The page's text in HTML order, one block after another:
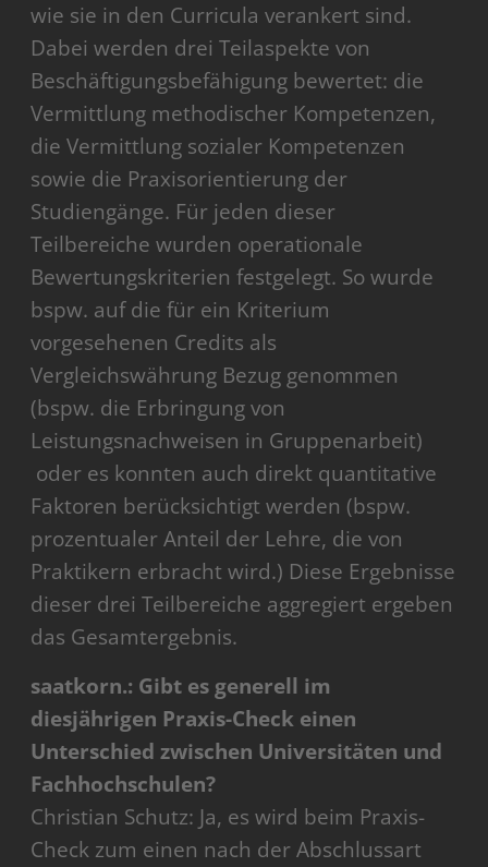
wie sie in den Curricula verankert sind.
Dabei werden drei Teilaspekte von
Beschäftigungsbefähigung bewertet: die
Vermittlung methodischer Kompetenzen,
die Vermittlung sozialer Kompetenzen
sowie die Praxisorientierung der
Studiengänge. Für jeden dieser
Teilbereiche wurden operationale
Bewertungskriterien festgelegt. So wurde
bspw. auf die für ein Kriterium
vorgesehenen Credits als
Vergleichswährung Bezug genommen
(bspw. die Erbringung von
Leistungsnachweisen in Gruppenarbeit)
oder es konnten auch direkt quantitative
Faktoren berücksichtigt werden (bspw.
prozentualer Anteil der Lehre, die von
Praktikern erbracht wird.) Diese Ergebnisse
dieser drei Teilbereiche aggregiert ergeben
das Gesamtergebnis.
saatkorn.: Gibt es generell im
diesjährigen Praxis-Check einen
Unterschied zwischen Universitäten und
Fachhochschulen?
Christian Schutz: Ja, es wird beim Praxis-
Check zum einen nach der Abschlussart